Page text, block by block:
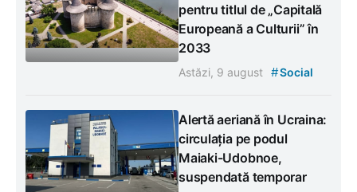
pentru titlul de „Capitală
Europeană a Culturii” în
2033
Astăzi, 9 august #Social
Alertă aeriană în Ucraina:
circulația pe podul
Maiaki-Udobnoe,
suspendată temporar